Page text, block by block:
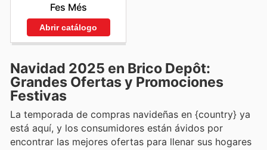
Fes Més
Abrir catálogo
Navidad 2025 en Brico Depôt:
Grandes Ofertas y Promociones
Festivas
La temporada de compras navideñas en {country} ya
está aquí, y los consumidores están ávidos por
encontrar las mejores ofertas para llenar sus hogares